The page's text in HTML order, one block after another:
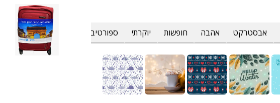
אבסטרקט אהבה חופשות יוקרתי ספורטיבי פרחוני וטרופי צבעים